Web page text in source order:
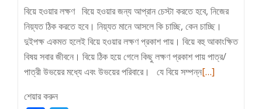
বিয়ে হওয়ার লক্ষণ বিয়ে হওয়ার জন্য আপ্রান চেস্টা করতে হবে, নিজের
নিয়্যত ঠিক করতে হবে। নিয়্যত মানে আসলে কি চাচ্ছি, কেন চাচ্ছি।
দুইপক্ষ একমত হলেই বিয়ে হওয়ার লক্ষণ প্রকাশ পায়। বিয়ে বহু আকাংক্ষিত
বিষয় সবার জীবনে। বিয়ে ঠিক হয়ে গেলে কিছু লক্ষণ প্রকাশ পায় পাত্র/
পাত্রী উভয়ের মধ্যে এবং উভয়ের পরিবারে। যে বিয়ে সম্পন্নRead
[…]
শেয়ার করুন